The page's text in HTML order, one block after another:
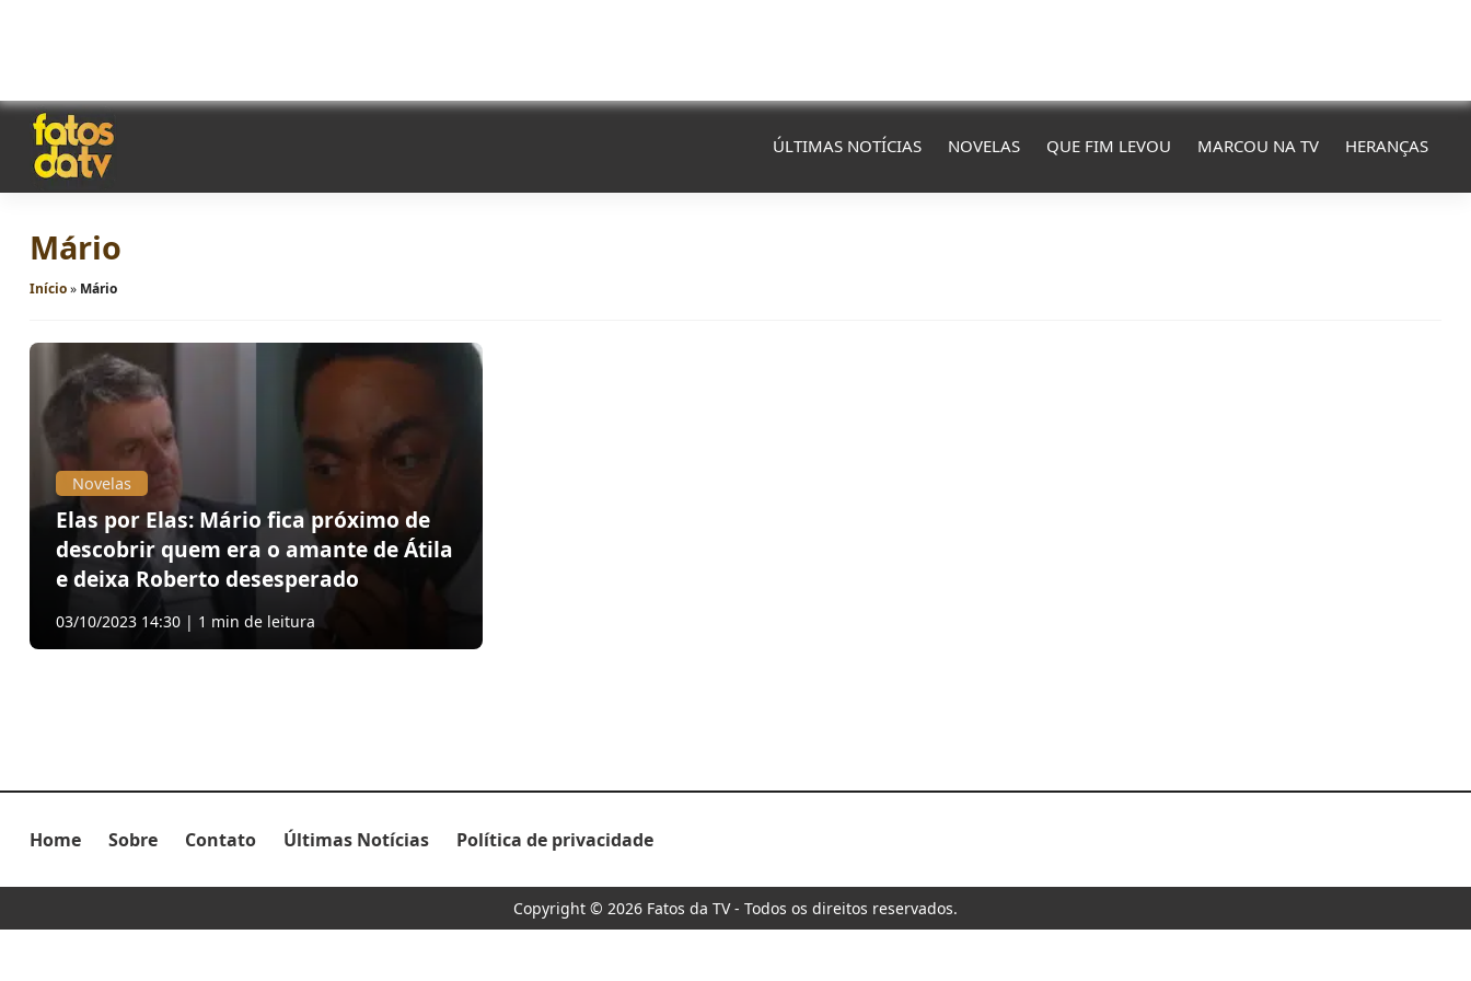
ÚLTIMAS NOTÍCIAS NOVELAS QUE FIM LEVOU MARCOU NA TV HERANÇAS
Mário
Início» Mário
Novelas
Elas por Elas: Mário fica próximo de
descobrir quem era o amante de Átila
e deixa Roberto desesperado
03/10/2023 14:30 | 1 min de leitura
Home Sobre Contato Últimas Notícias Política de privacidade
Copyright © 2026 Fatos da TV - Todos os direitos reservados.